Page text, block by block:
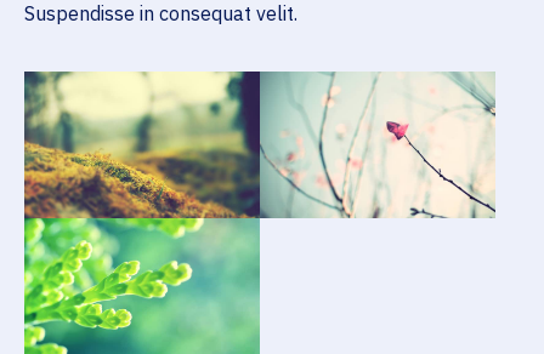
Suspendisse in consequat velit.